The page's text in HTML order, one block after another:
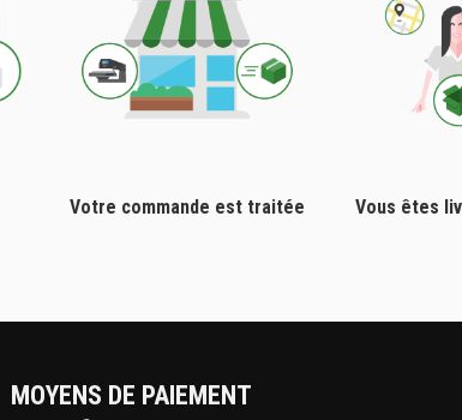
Votre commande est traitée Vous êtes
MOYENS DE PAIEMENT